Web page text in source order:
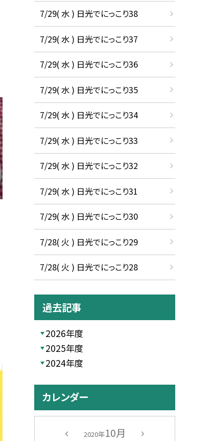
7/29( 水 ) 日光でにっこり38
7/29( 水 ) 日光でにっこり37
7/29( 水 ) 日光でにっこり36
7/29( 水 ) 日光でにっこり35
7/29( 水 ) 日光でにっこり34
7/29( 水 ) 日光でにっこり33
7/29( 水 ) 日光でにっこり32
7/29( 水 ) 日光でにっこり31
7/29( 水 ) 日光でにっこり30
7/28( 火 ) 日光でにっこり29
7/28( 火 ) 日光でにっこり28
過去記事
2026年度
2025年度
2024年度
カレンダー
2020年10月